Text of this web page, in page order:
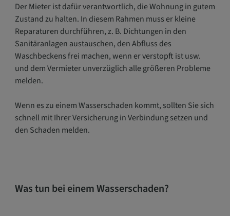
Der Mieter ist dafür verantwortlich, die Wohnung in gutem
Zustand zu halten. In diesem Rahmen muss er kleine
Reparaturen durchführen, z. B. Dichtungen in den
Sanitäranlagen austauschen, den Abfluss des
Waschbeckens frei machen, wenn er verstopft ist usw.
und dem Vermieter unverzüglich alle größeren Probleme
melden.
Wenn es zu einem Wasserschaden kommt, sollten Sie sich
schnell mit Ihrer Versicherung in Verbindung setzen und
den Schaden melden.
Was tun bei einem Wasserschaden?